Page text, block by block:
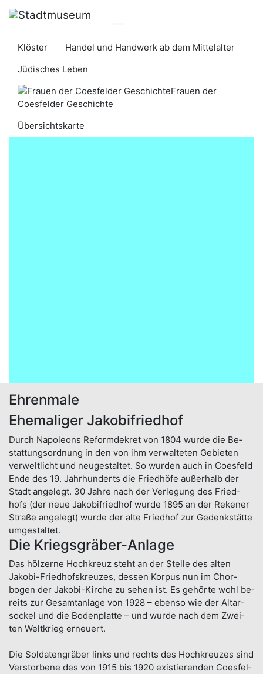
Klöster
Handel und Handwerk ab dem Mittelalter
​​​​​​​​​​Jüdisches Leben​​​​​​​
Frauen der
Coesfelder Geschichte
Übersichtskarte
Ehrenmale
Ehemaliger Jakobifriedhof
Durch Napoleons Reform­dekret von 1804 wurde die Be­
stattungs­ordnung in den von ihm ver­wal­teten Ge­bieten
verwelt­licht und neu­gestal­tet. So wur­den auch in Coes­feld
Ende des 19. Jahr­hun­derts die Fried­höfe außer­halb der
Stadt an­ge­legt. 30 Jah­re nach der Ver­legung des Fried­
hofs (der neue Jakobi­friedhof wur­de 1895 an der Rekener
Stra­ße ange­legt) wurde der al­te Fried­hof zur Gedenk­stätte
um­ge­stal­tet.
Die Kriegsgräber-Anlage
Das höl­zerne Hoch­kreuz steht an der Stel­le des alten
Jakobi-Fried­hofs­kreuzes, dessen Kor­pus nun im Chor­
bogen der Jakobi-Kirche zu sehen ist. Es gehör­te wohl be­
reits zur Gesamt­anlage von 1928 – ebenso wie der Altar­
sockel und die Boden­platte – und wurde nach dem Zwei­
ten Welt­krieg erneuert.
Die Sol­daten­gräber links und rechts des Hoch­kreu­zes sind
Ver­stor­bene des von 1915 bis 1920 existie­ren­den Coes­fel­